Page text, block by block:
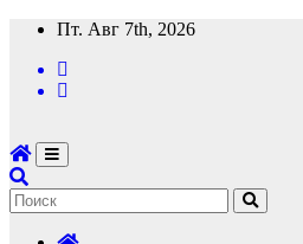
Перейти
содержимому
Пт. Авг 7th, 2026